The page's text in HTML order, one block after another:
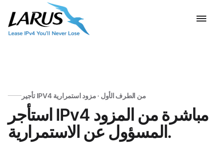
تأجير IPV4 من الطرف الأول · مزود استمرارية
استأجر IPv4 مباشرة من المزود
المسؤول عن الاستمرارية.